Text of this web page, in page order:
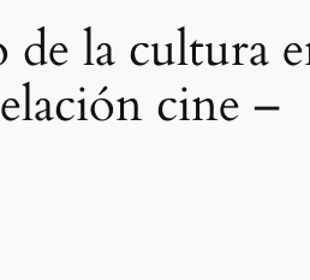
de la cultura
cine –